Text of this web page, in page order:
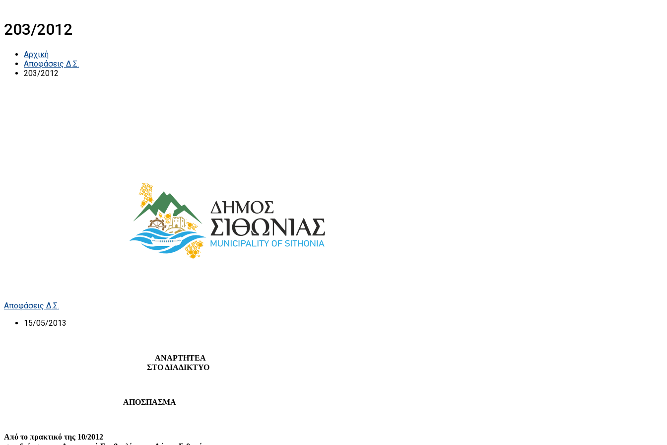
203/2012
Αρχική
Αποφάσεις Δ.Σ.
203/2012
Αποφάσεις Δ.Σ.
15/05/2013
ΑΝΑΡΤΗΤΕΑ
ΣΤΟ ΔΙΑΔΙΚΤΥΟ
ΑΠΟΣΠΑΣΜΑ
Από το πρακτικό της 10/2012